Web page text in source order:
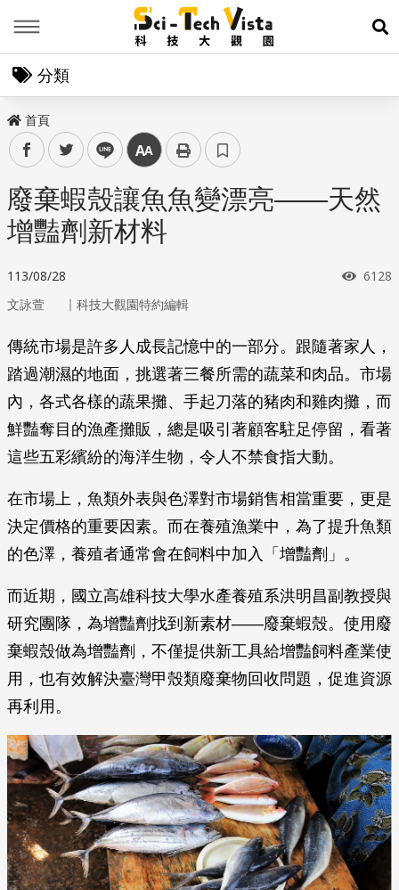
展
分類
首頁
facebooktwitter line 中
廢棄蝦殼讓魚魚變漂亮——天然
增豔劑新材料
113/08/28 瀏覽
6128
文詠萱 ｜ 科技大觀園特約編輯
傳統市場是許多人成長記憶中的一部分。跟隨著家人，
踏過潮濕的地面，挑選著三餐所需的蔬菜和肉品。市場
內，各式各樣的蔬果攤、手起刀落的豬肉和雞肉攤，而
鮮豔奪目的漁產攤販，總是吸引著顧客駐足停留，看著
這些五彩繽紛的海洋生物，令人不禁食指大動。
在市場上，魚類外表與色澤對市場銷售相當重要，更是
決定價格的重要因素。而在養殖漁業中，為了提升魚類
的色澤，養殖者通常會在飼料中加入「增豔劑」。
而近期，國立高雄科技大學水產養殖系洪明昌副教授與
研究團隊，為增豔劑找到新素材——廢棄蝦殼。使用廢
棄蝦殼做為增豔劑，不僅提供新工具給增豔飼料產業使
用，也有效解決臺灣甲殼類廢棄物回收問題，促進資源
再利用。